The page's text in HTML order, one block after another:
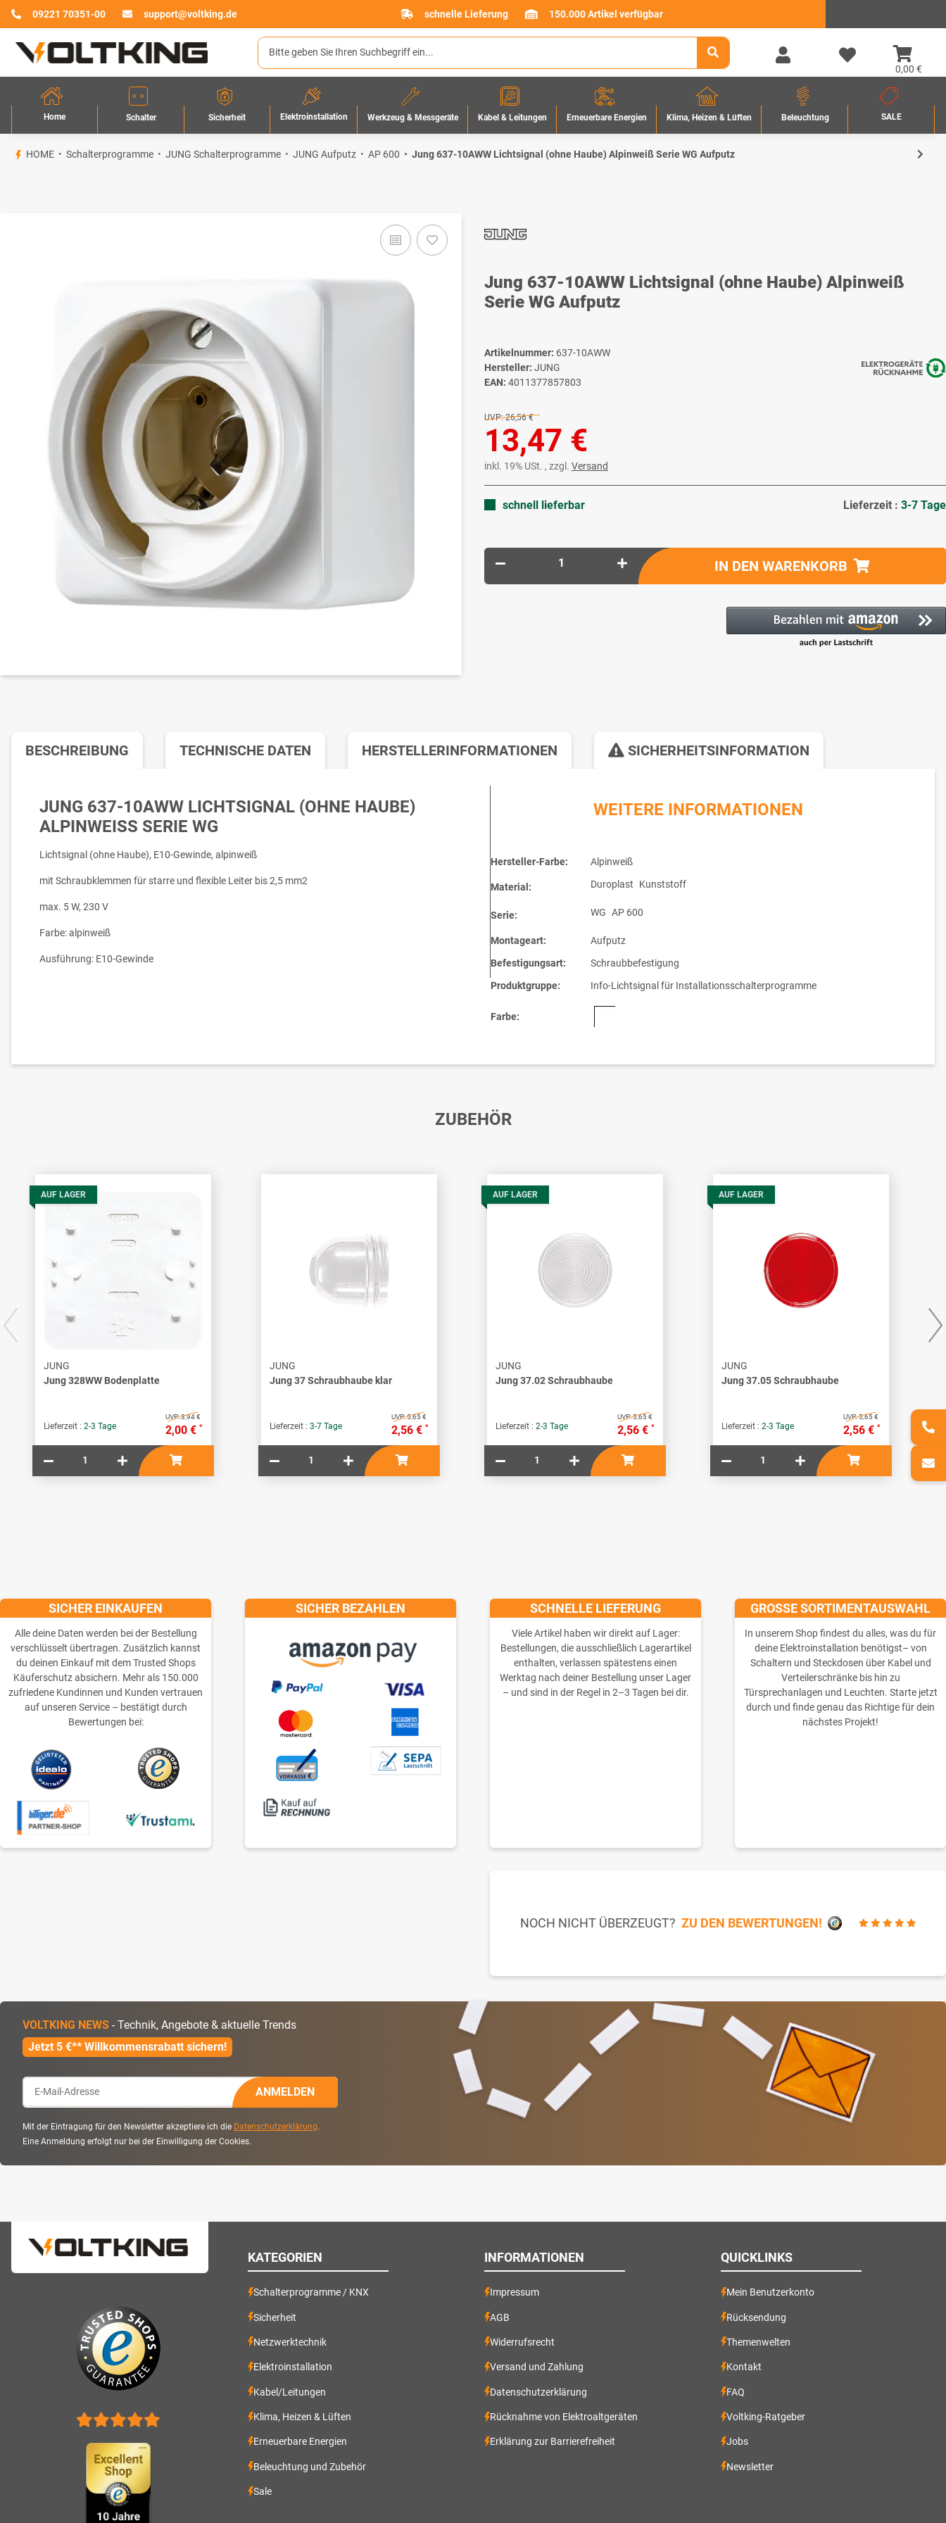
09221 70351-00 support@voltking.de schnelle Lieferung 150.000 Artikel verfügbar
0,00 €
Home Schalter Sicherheit Elektroinstallation Werkzeug & Messgeräte Kabel & Leitungen Erneuerbare Energien Klima, Heizen & Lüften Beleuchtung SALE
HOME Schalterprogramme JUNG Schalterprogramme JUNG Aufputz AP 600 Jung 637-10AWW Lichtsignal (ohne Haube) Alpinweiß Serie WG Aufputz
Jung 637-10AWW Lichtsignal (ohne Haube) Alpinweiß
Serie WG Aufputz
Artikelnummer: 637-10AWW
Hersteller: JUNG
EAN: 4011377857803
UVP: 26,56 €
13,47 €
inkl. 19% USt. , zzgl. Versand
schnell lieferbar Lieferzeit : 3-7 Tage
IN DEN WARENKORB
BESCHREIBUNG TECHNISCHE DATEN HERSTELLERINFORMATIONEN SICHERHEITSINFORMATION
JUNG 637-10AWW LICHTSIGNAL (OHNE HAUBE)
ALPINWEISS SERIE WG
Lichtsignal (ohne Haube), E10-Gewinde, alpinweiß
mit Schraubklemmen für starre und flexible Leiter bis 2,5 mm2
max. 5 W, 230 V
Farbe: alpinweiß
Ausführung: E10-Gewinde
WEITERE INFORMATIONEN
Hersteller-Farbe: Alpinweiß
Material: Duroplast Kunststoff
Serie: WG AP 600
Montageart:
Aufputz
Befestigungsart:
Schraubbefestigung
Produktgruppe:
Info-Lichtsignal für Installationsschalterprogramme
Farbe:
ZUBEHÖR
AUF LAGER
JUNG
Jung 328WW Bodenplatte
Lieferzeit : 2-3 Tage
UVP:3,94 €
2,00 € *
JUNG
Jung 37 Schraubhaube klar
Lieferzeit : 3-7 Tage
UVP:5,65 €
2,56 € *
AUF LAGER
JUNG
Jung 37.02 Schraubhaube
Lieferzeit : 2-3 Tage
UVP:5,65 €
2,56 € *
AUF LAGER
JUNG
Jung 37.05 Schraubhaube
Lieferzeit : 2-3 Tage
UVP:5,65 €
2,56 € *
VOLTKING NEWS - Technik, Angebote & aktuelle Trends
Jetzt 5 €** Willkommensrabatt sichern!
ANMELDEN
Mit der Eintragung für den Newsletter akzeptiere ich die Datenschutzerklärung.
Eine Anmeldung erfolgt nur bei der Einwilligung der Cookies.
SICHER EINKAUFEN
Alle deine Daten werden bei der Bestellung
verschlüsselt übertragen. Zusätzlich kannst
du deinen Einkauf mit dem Trusted Shops
Käuferschutz absichern. Mehr als 150.000
zufriedene Kundinnen und Kunden vertrauen
auf unseren Service – bestätigt durch
Bewertungen bei:
SICHER BEZAHLEN SCHNELLE LIEFERUNG
Viele Artikel haben wir direkt auf Lager:
Bestellungen, die ausschließlich Lagerartikel
enthalten, verlassen spätestens einen
Werktag nach deiner Bestellung unser Lager
– und sind in der Regel in 2–3 Tagen bei dir.
GROSSE SORTIMENTAUSWAHL
In unserem Shop findest du alles, was du für
deine Elektroinstallation benötigst– von
Schaltern und Steckdosen über Kabel und
Verteilerschränke bis hin zu
Türsprechanlagen und Leuchten. Starte jetzt
durch und finde genau das Richtige für dein
nächstes Projekt!
NOCH NICHT ÜBERZEUGT? ZU DEN BEWERTUNGEN!
KATEGORIEN
Schalterprogramme / KNX
Sicherheit
Netzwerktechnik
Elektroinstallation
Kabel/Leitungen
Klima, Heizen & Lüften
Erneuerbare Energien
Beleuchtung und Zubehör
Sale
INFORMATIONEN
Impressum
AGB
Widerrufsrecht
Versand und Zahlung
Datenschutzerklärung
Rücknahme von Elektroaltgeräten
Erklärung zur Barrierefreiheit
QUICKLINKS
Mein Benutzerkonto
Rücksendung
Themenwelten
Kontakt
FAQ
Voltking-Ratgeber
Jobs
Newsletter